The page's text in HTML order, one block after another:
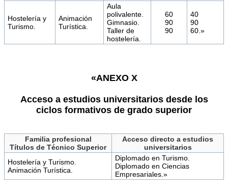
Hostelería y
Turismo.
Animación
Turística.
Aula
polivalente.
Gimnasio.
Taller de
hostelería.
60
90
90
40
90
60.»
«ANEXO X
Acceso a estudios universitarios desde los
ciclos formativos de grado superior
Familia profesional
Títulos de Técnico Superior
Acceso directo a estudios
universitarios
Hostelería y Turismo.
Animación Turística.
Diplomado en Turismo.
Diplomado en Ciencias
Empresariales.»